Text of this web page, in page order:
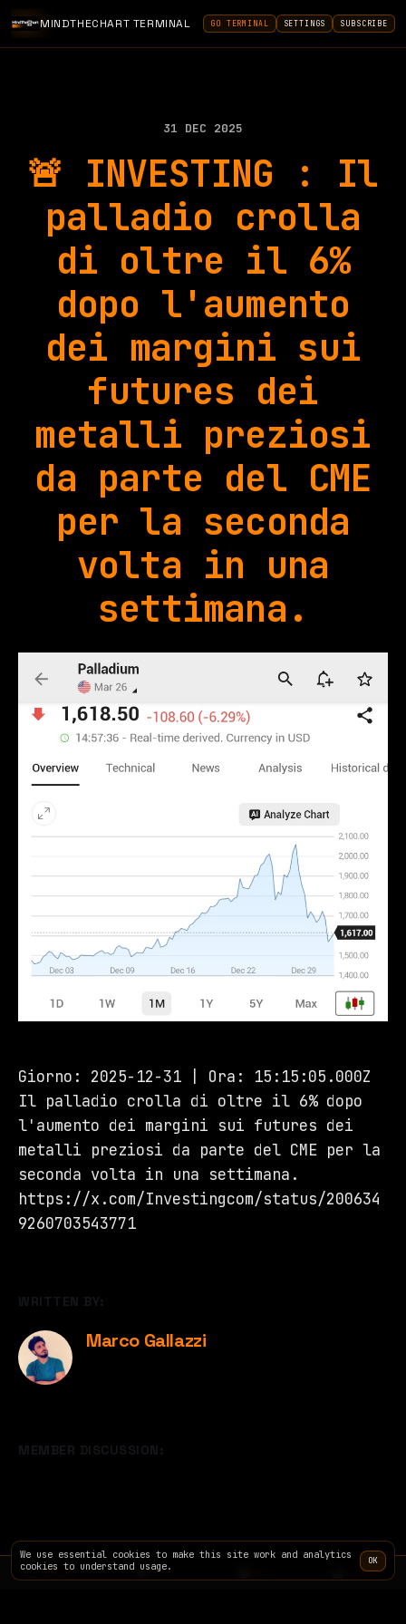
MINDTHECHART TERMINAL GO TERMINAL SETTINGS SUBSCRIBE
SITE PRICING
31 DEC 2025
🚨 INVESTING : Il
palladio crolla
di oltre il 6%
dopo l'aumento
dei margini sui
futures dei
metalli preziosi
da parte del CME
per la seconda
volta in una
settimana.
Giorno: 2025-12-31 | Ora: 15:15:05.000Z
Il palladio crolla di oltre il 6% dopo
l'aumento dei margini sui futures dei
metalli preziosi da parte del CME per la
seconda volta in una settimana.
https://x.com/Investingcom/status/200634
9260703543771
WRITTEN BY:
Marco Gallazzi
MEMBER DISCUSSION:
We use essential cookies to make this site work and analytics
cookies to understand usage.
OK